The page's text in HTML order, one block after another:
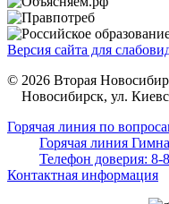
Версия сайта для
© 2026 Вторая
Новосибирск, ул.
Горячая линия по
Горячая линия
Телефон доверия: 8-
Контактная информация